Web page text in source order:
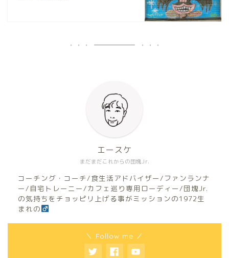
まだまだこれからの団塊Jr.
エースケ
コーチング・コーチ/食生活アドバイザー/ファンランナ
ー/自宅トレーニー/カフェ巡り専用ローディー/団塊Jr.
の気持ちをチョッピリ上げる事がミッションの1972生
まれの
＼ Follow me ／